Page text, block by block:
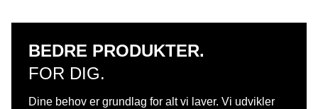
BEDRE PRODUKTER.
FOR DIG.
Dine behov er grundlag for alt vi laver. Vi udvikler